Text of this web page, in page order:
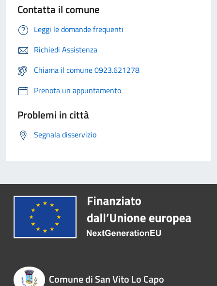
Contatta il comune
Leggi le domande frequenti
Richiedi Assistenza
Chiama il comune 0923.621278
Prenota un appuntamento
Problemi in città
Segnala disservizio
Comune di San Vito Lo Capo